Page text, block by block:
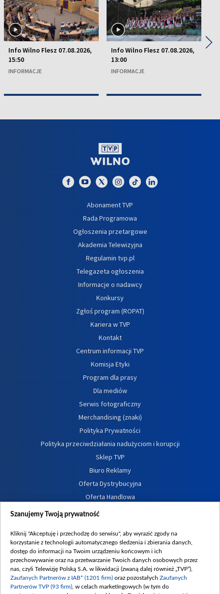
Info Wilno Flesz 07.08.2026,
15:50
INFORMACJE
Info Wilno Flesz 07.08.2026,
13:00
INFORMACJE
▶
Abonament TVP
Rada Programowa
Ogłoszenia przetargowe
Akademia Telewizyjna
Regulamin tvp.pl
Telegazeta ogłoszenia
Informacje o nadawcy
Konkursy
Zgłoś program (ROPAT)
Kariera w TVP
Kontakt
Centrum informacji TVP
Komisja Etyki
Program dla prasy
Dla mediów
Serwis fotograficzny
Merchandising (znaki)
Polityka Prywatności
Polityka przeciwdziałania nadużyciom i korupcji
Sklep TVP
Biuro Reklamy
Oferta Dystrybucyjna
Oferta Handlowa
Dostępność
Procedura zgłoszeń wewnętrznych
Szanujemy Twoją prywatność
Kliknij "Akceptuję i przechodzę do serwisu", aby wyrazić zgody na
korzystanie z technologii automatycznego śledzenia i zbierania danych,
dostęp do informacji na Twoim urządzeniu końcowym i ich
przechowywanie oraz na przetwarzanie Twoich danych osobowych przez
nas, czyli Telewizję Polską S.A. w likwidacji (zwaną dalej również „TVP”),
Zaufanych Partnerów z IAB* (1201 firm) oraz pozostałych Zaufanych
Partnerów TVP (93 firm) , w celach marketingowych (w tym do